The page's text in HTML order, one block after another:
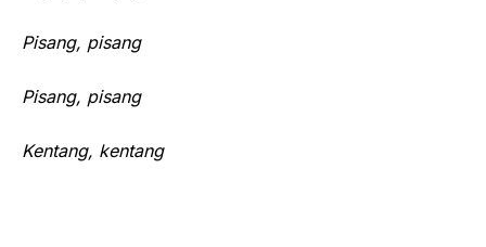
Pisang, pisang
Pisang, pisang
Kentang, kentang